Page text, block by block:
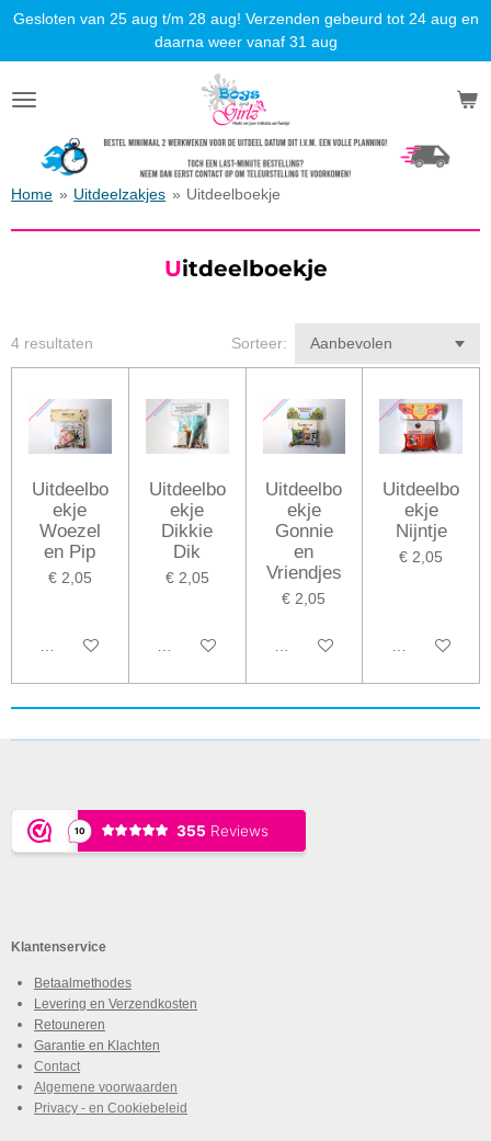
Ga
naar
de
hoofdinhoud
Gesloten van 25 aug t/m 28 aug! Verzenden gebeurd tot 24 aug en
daarna weer vanaf 31 aug
Home » Uitdeelzakjes » Uitdeelboekje
Uitdeelboekje
4 resultaten Sorteer:
Uitdeelbo
ekje
Woezel
en Pip
€ 2,05
Bekijk details
Uitdeelbo
ekje
Dikkie
Dik
€ 2,05
Bekijk details
Uitdeelbo
ekje
Gonnie
en
Vriendjes
€ 2,05
Bekijk details
Uitdeelbo
ekje
Nijntje
€ 2,05
Bekijk details
Klantenservice
Betaalmethodes
Levering en Verzendkosten
Retouneren
Garantie en Klachten
Contact
Algemene voorwaarden
Privacy - en Cookiebeleid